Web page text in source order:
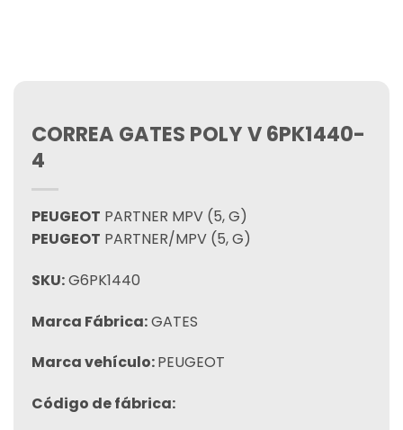
CORREA GATES POLY V 6PK1440-
4
PEUGEOT PARTNER MPV (5, G)
PEUGEOT PARTNER/MPV (5, G)
SKU:G6PK1440
Marca Fábrica:GATES
Marca vehículo:PEUGEOT
Código de fábrica: